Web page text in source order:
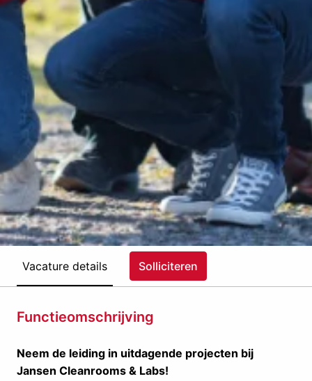
Vacature details Solliciteren
Functieomschrijving
Neem de leiding in uitdagende projecten bij
Jansen Cleanrooms & Labs!